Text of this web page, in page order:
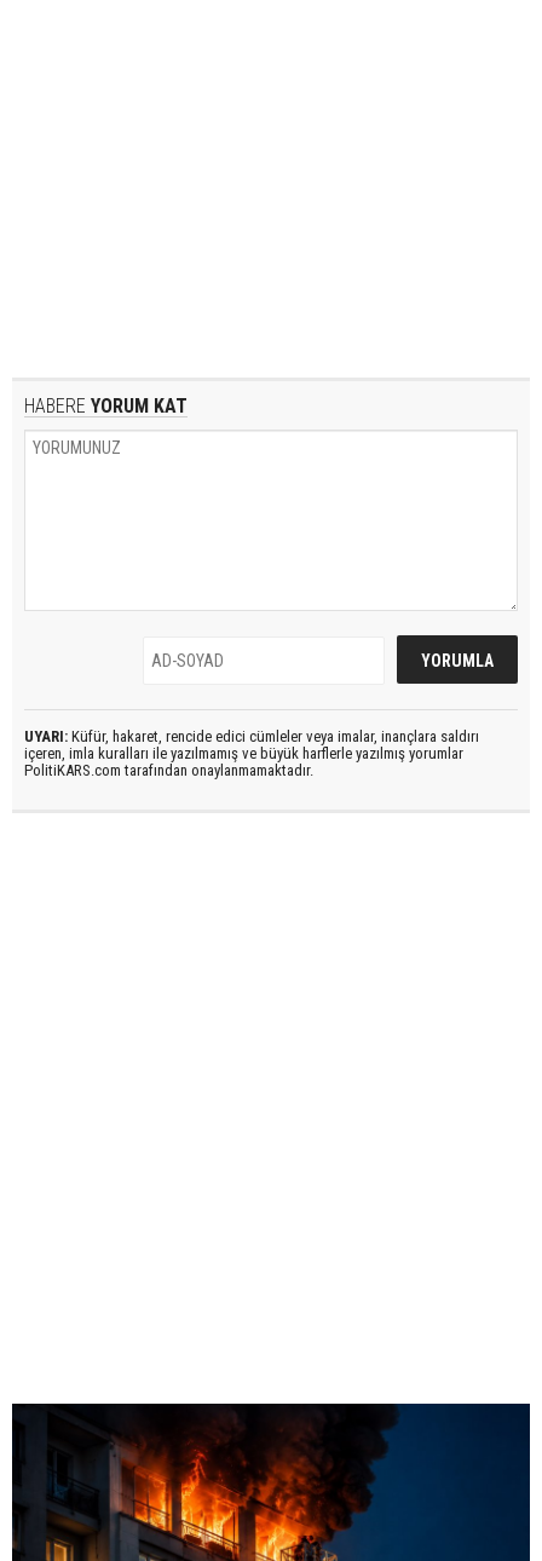
HABERE YORUM KAT
UYARI: Küfür, hakaret, rencide edici cümleler veya imalar, inançlara saldırı
içeren, imla kuralları ile yazılmamış ve büyük harflerle yazılmış yorumlar
PolitiKARS.com tarafından onaylanmamaktadır.